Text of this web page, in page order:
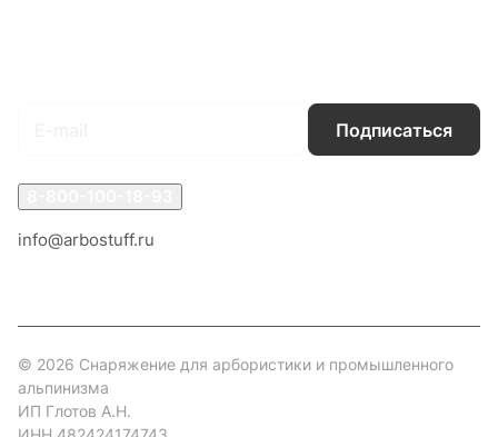
Подписаться
info@arbostuff.ru
© 2026 Снаряжение для арбористики и промышленного
альпинизма
ИП Глотов А.Н.